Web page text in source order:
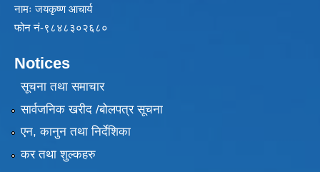
नामः जयकृष्ण आचार्य
फोन नं-९८४८३०२६८०
Notices
सूचना तथा समाचार
सार्वजनिक खरीद /बोलपत्र सूचना
एन, कानुन तथा निर्देशिका
कर तथा शुल्कहरु